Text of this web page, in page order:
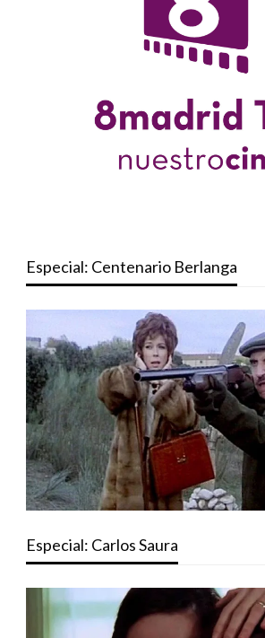
Especial: Centenario Berlanga
Especial: Carlos Saura